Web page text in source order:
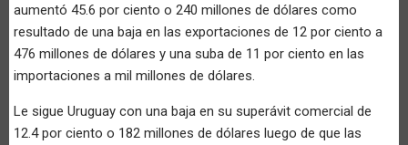
aumentó 45.6 por ciento o 240 millones de dólares como
resultado de una baja en las exportaciones de 12 por ciento a
476 millones de dólares y una suba de 11 por ciento en las
importaciones a mil millones de dólares.
Le sigue Uruguay con una baja en su superávit comercial de
12.4 por ciento o 182 millones de dólares luego de que las